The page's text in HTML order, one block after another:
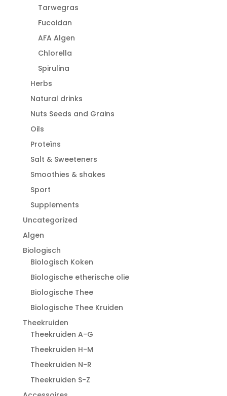
Tarwegras
Fucoidan
AFA Algen
Chlorella
Spirulina
Herbs
Natural drinks
Nuts Seeds and Grains
Oils
Proteïns
Salt & Sweeteners
Smoothies & shakes
Sport
Supplements
Uncategorized
Algen
Biologisch
Biologisch Koken
Biologische etherische olie
Biologische Thee
Biologische Thee Kruiden
Theekruiden
Theekruiden A-G
Theekruiden H-M
Theekruiden N-R
Theekruiden S-Z